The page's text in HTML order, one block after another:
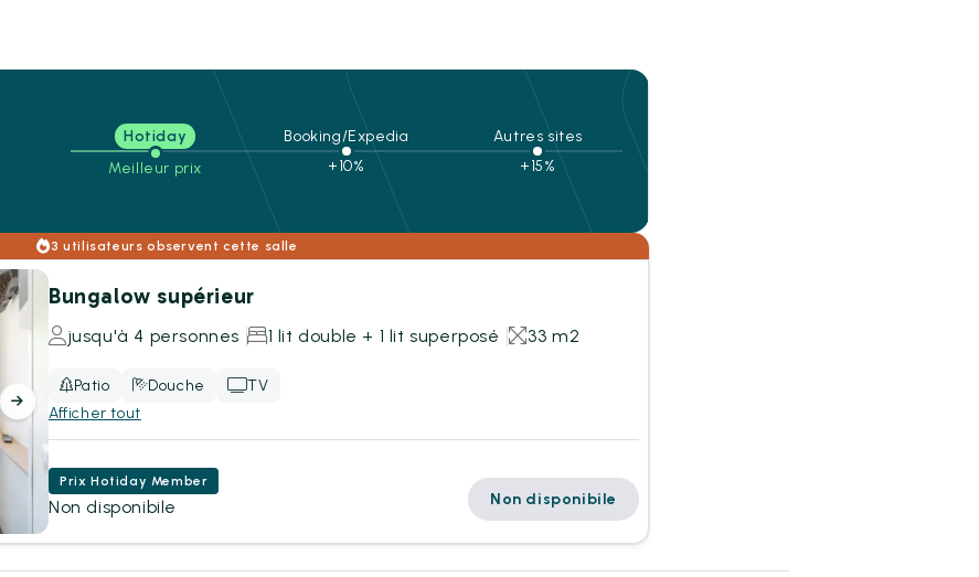
Hotiday
Meilleur prix
Booking/Expedia
+10%
Autres sites
+15%
3 utilisateurs observent cette salle
Bungalow supérieur
jusqu'à 4 personnes 1 lit double + 1 lit superposé 33 m2
Patio Douche
TV
Afficher tout
Prix Hotiday Member
Non disponibile Non disponibile